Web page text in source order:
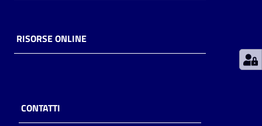
Patto
per
RISORSE ONLINE
CONTATTI